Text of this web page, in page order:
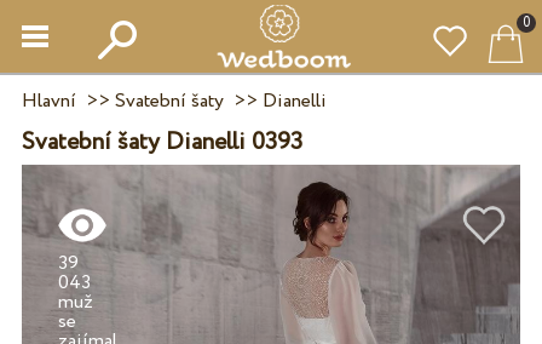
0
Hlavní >> Svatební šaty>> Dianelli
Svatební šaty Dianelli 0393
39
043
muž
se